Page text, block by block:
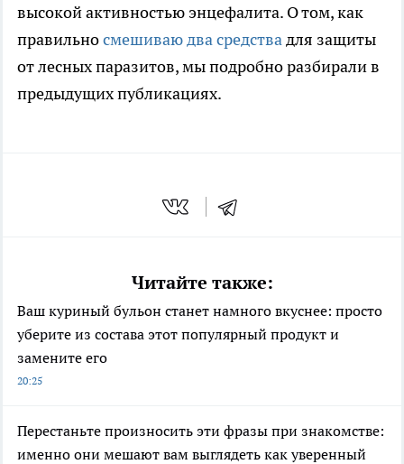
высокой активностью энцефалита. О том, как
правильносмешиваю два средствадля защиты
от лесных паразитов, мы подробно разбирали в
предыдущих публикациях.
Читайте также:
Ваш куриный бульон станет намного вкуснее: просто
уберите из состава этот популярный продукт и
замените его
20:25
Перестаньте произносить эти фразы при знакомстве:
именно они мешают вам выглядеть как уверенный